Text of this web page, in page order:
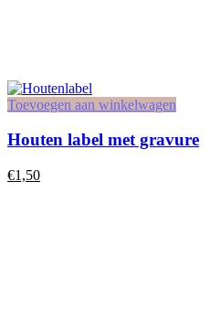
Toevoegen aan winkelwagen
Houten label met gravure
€1,50